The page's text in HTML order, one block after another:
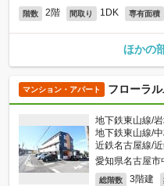
階数 2階 間取り 1DK 専有面積
ほかの
マンション・アパート フローラ
地下鉄東山線/
地下鉄東山線/
近鉄名古屋線/
愛知県名古屋市
総階数 3階建